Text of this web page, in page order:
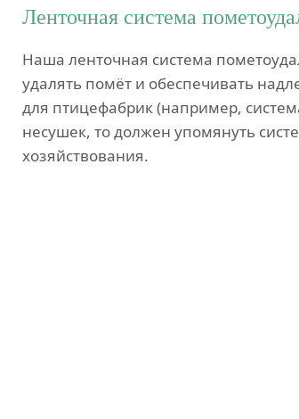
Ленточная система
Наша ленточная система
удалять помёт и обеспечивать
для птицефабрик (например,
несушек, то должен упомянуть
хозяйствования.